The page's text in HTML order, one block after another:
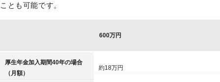
ことも可能です。
600万円
厚生年金加入期間40年の場合
（月額）
約18万円